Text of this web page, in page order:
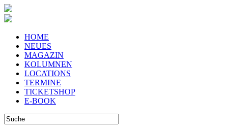
HOME
NEUES
MAGAZIN
KOLUMNEN
LOCATIONS
TERMINE
TICKETSHOP
E-BOOK